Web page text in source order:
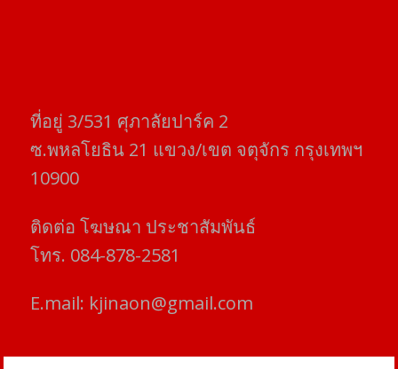
ที่อยู่​ 3/531​ ศุภาลัยปาร์ค​ 2
ซ.พหลโยธิน​ 21​ แขวง/เขต​ จตุจักร​ กรุงเทพฯ
10900
ติดต่อ​ โฆษณา​ ประชาสัมพันธ์
โทร​. 084-878-2581
E.mail: kjinaon@gmail.com